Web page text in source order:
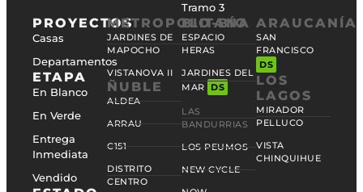
Tramo 3
PROYECTOS
Casas
Departamentos
ETAPA
En Blanco
En Verde
Entrega
Inmediata
Vendido
METROPOLITANA
JARDINES DE
MAPOCHO
VISTANOVA II
ÑUBLE
ALDEA
ARRAU
C151
DISTRITO
CENTRO
BIO-BÍO
ESPACIO
HERAS
JARDINES DEL
MAR
DS
LAS
BANDURRIAS
LOS PEUMOS
NEW CYCLE
ARAUCANÍA
SAN
FRANCISCO
DS
LOS
LAGOS
MIRADOR
PELLUCO
VISTA
CHINQUIHUE